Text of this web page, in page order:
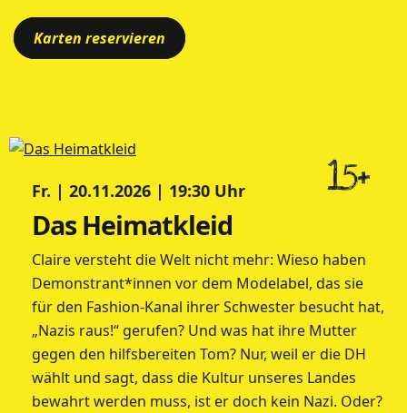
Karten reservieren
15+
Fr. | 20.11.2026 | 19:30 Uhr
Das Heimatkleid
Claire versteht die Welt nicht mehr: Wieso haben
Demonstrant*innen vor dem Modelabel, das sie
für den Fashion-Kanal ihrer Schwester besucht hat,
„Nazis raus!“ gerufen? Und was hat ihre Mutter
gegen den hilfsbereiten Tom? Nur, weil er die DH
wählt und sagt, dass die Kultur unseres Landes
bewahrt werden muss, ist er doch kein Nazi. Oder?